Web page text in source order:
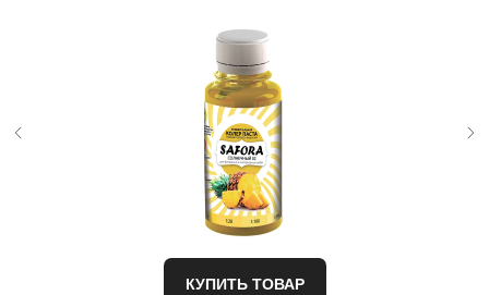
КУПИТЬ ТОВАР